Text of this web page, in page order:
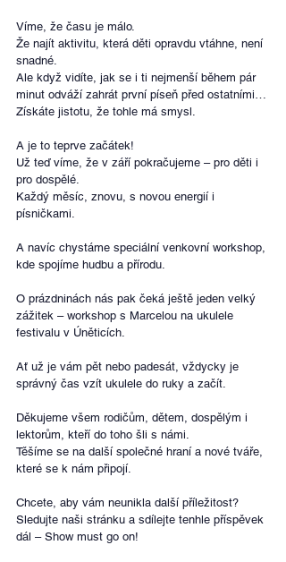
Víme, že času je málo.
Že najít aktivitu, která děti opravdu vtáhne, není
snadné.
Ale když vidíte, jak se i ti nejmenší během pár
minut odváží zahrát první píseň před ostatními…
Získáte jistotu, že tohle má smysl.
A je to teprve začátek!
Už teď víme, že v září pokračujeme – pro děti i
pro dospělé.
Každý měsíc, znovu, s novou energií i
písničkami.
A navíc chystáme speciální venkovní workshop,
kde spojíme hudbu a přírodu.
O prázdninách nás pak čeká ještě jeden velký
zážitek – workshop s Marcelou na ukulele
festivalu v Úněticích.
Ať už je vám pět nebo padesát, vždycky je
správný čas vzít ukulele do ruky a začít.
Děkujeme všem rodičům, dětem, dospělým i
lektorům, kteří do toho šli s námi.
Těšíme se na další společné hraní a nové tváře,
které se k nám připojí.
Chcete, aby vám neunikla další příležitost?
Sledujte naši stránku a sdílejte tenhle příspěvek
dál – Show must go on!